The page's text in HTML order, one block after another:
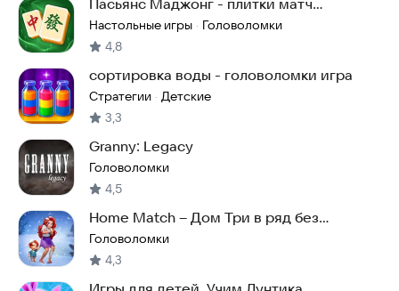
Пасьянс Маджонг - плитки матч
головоломка
Настольные игры · Головоломки
4,8
сортировка воды - головоломки игра
Стратегии · Детские
3,3
Granny: Legacy
Головоломки
4,5
Home Match – Дом Три в ряд без
интернета
Головоломки
4,3